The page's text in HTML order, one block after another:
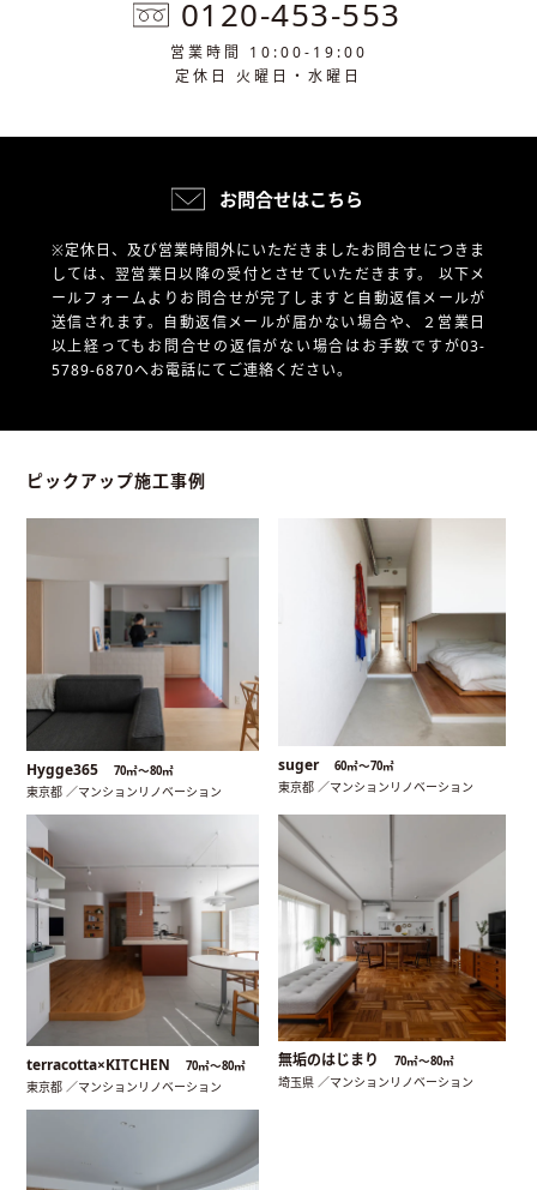
0120-453-553
営業時間 10:00-19:00
定休日 火曜日・水曜日
お問合せはこちら
※定休日、及び営業時間外にいただきましたお問合せにつきま
しては、翌営業日以降の受付とさせていただきます。 以下メ
ールフォームよりお問合せが完了しますと自動返信メールが
送信されます。自動返信メールが届かない場合や、
２営業日
以上経ってもお問合せの返信がない場合はお手数ですが03-
5789-6870へお電話にてご連絡ください。
ピックアップ施工事例
Hygge365 70㎡〜80㎡
東京都 ／マンションリノベーション
suger 60㎡〜70㎡
東京都 ／マンションリノベーション
terracotta×KITCHEN 70㎡〜80㎡
東京都 ／マンションリノベーション
無垢のはじまり 70㎡〜80㎡
埼玉県 ／マンションリノベーション